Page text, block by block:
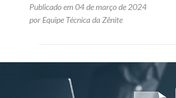
Zênite Online
Eventos presenciais
Zênite in Company
Diferenciais
Publicado em 04 de março de 2024
por Equipe Técnica da Zênite